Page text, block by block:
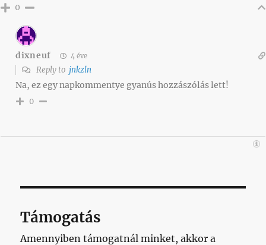
0
dixneuf 4 éve
Reply to jnkzln
Na, ez egy napkommentye gyanús hozzászólás lett!
0
Támogatás
Amennyiben támogatnál minket, akkor a